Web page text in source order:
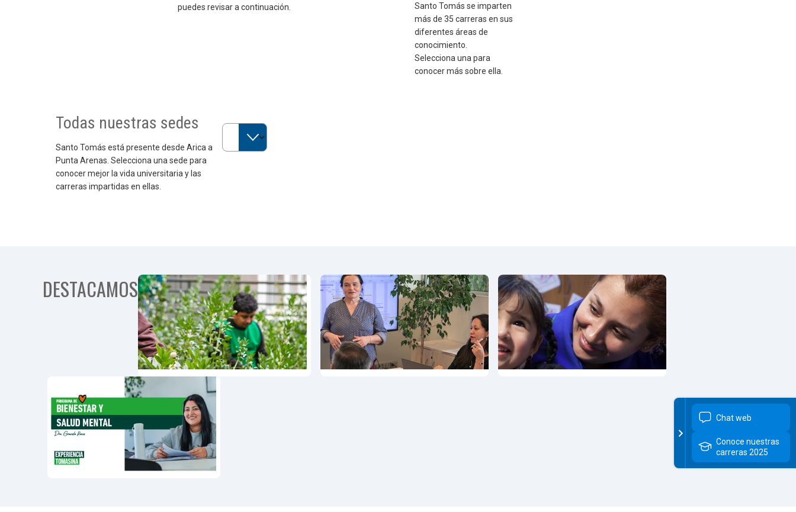
puedes revisar a continuación.
Santo Tomás se imparten
más de 35 carreras en sus
diferentes áreas de
conocimiento.
Selecciona una para
conocer más sobre ella.
Todas nuestras sedes
Santo Tomás está presente desde Arica a
Punta Arenas. Selecciona una sede para
conocer mejor la vida universitaria y las
carreras impartidas en ellas.
Selecciona una sede
DESTACAMOS
Programa
Comunidades
Territoriales
Programa
Emprendimiento,
Innovación y
Pymes